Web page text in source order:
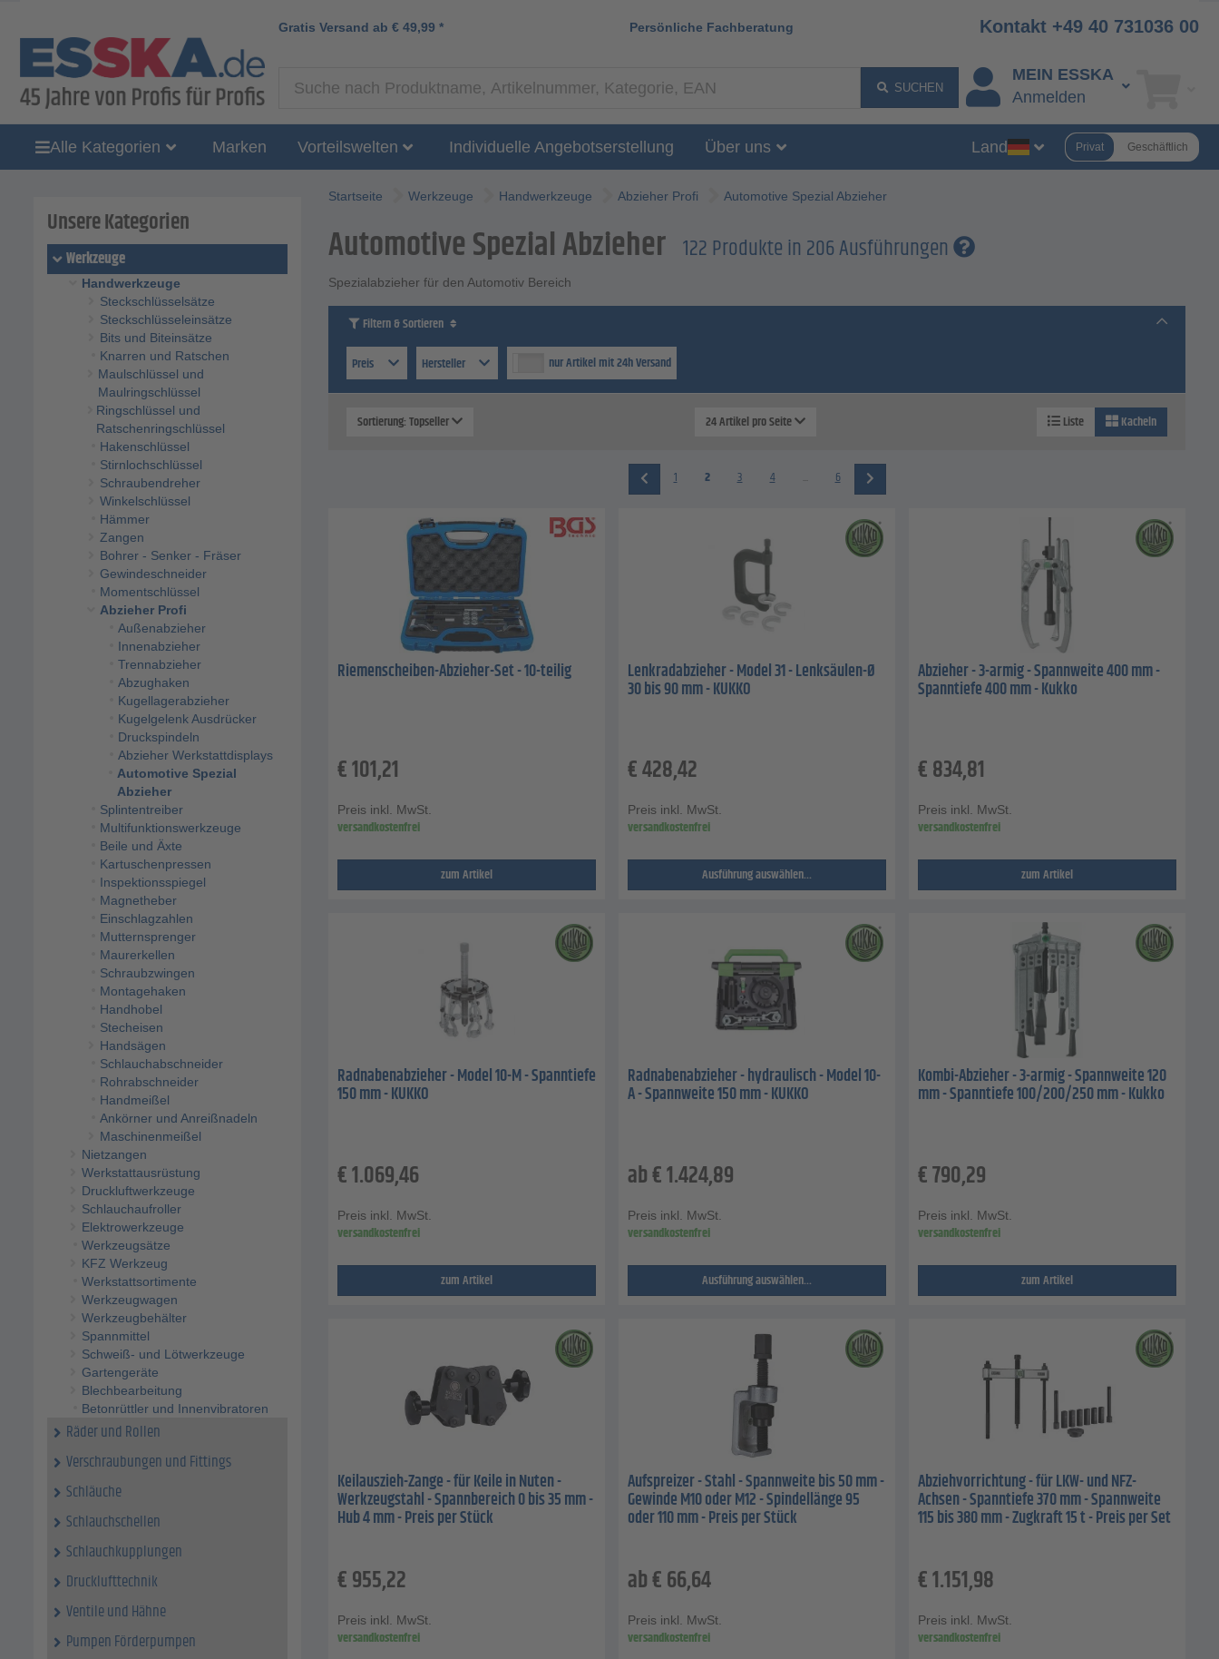
Gratis Versand ab € 49,99 * Persönliche Fachberatung Kontakt +49 40 731036 00
SUCHEN
MEIN ESSKA
Anmelden
Alle Kategorien Marken Vorteilswelten Individuelle Angebotserstellung Über uns Land Privat Geschäftlich
Unsere Kategorien
Werkzeuge
Handwerkzeuge
Steckschlüsselsätze
Steckschlüsseleinsätze
Bits und Biteinsätze
Knarren und Ratschen
Maulschlüssel und
Maulringschlüssel
Ringschlüssel und
Ratschenringschlüssel
Hakenschlüssel
Stirnlochschlüssel
Schraubendreher
Winkelschlüssel
Hämmer
Zangen
Bohrer - Senker - Fräser
Gewindeschneider
Momentschlüssel
Abzieher Profi
Außenabzieher
Innenabzieher
Trennabzieher
Abzughaken
Kugellagerabzieher
Kugelgelenk Ausdrücker
Druckspindeln
Abzieher Werkstattdisplays
Automotive Spezial
Abzieher
Splintentreiber
Multifunktionswerkzeuge
Beile und Äxte
Kartuschenpressen
Inspektionsspiegel
Magnetheber
Einschlagzahlen
Mutternsprenger
Maurerkellen
Schraubzwingen
Montagehaken
Handhobel
Stecheisen
Handsägen
Schlauchabschneider
Rohrabschneider
Handmeißel
Ankörner und Anreißnadeln
Maschinenmeißel
Nietzangen
Werkstattausrüstung
Druckluftwerkzeuge
Schlauchaufroller
Elektrowerkzeuge
Werkzeugsätze
KFZ Werkzeug
Werkstattsortimente
Werkzeugwagen
Werkzeugbehälter
Spannmittel
Schweiß- und Lötwerkzeuge
Gartengeräte
Blechbearbeitung
Betonrüttler und Innenvibratoren
Räder und Rollen
Verschraubungen und Fittings
Schläuche
Schlauchschellen
Schlauchkupplungen
Drucklufttechnik
Ventile und Hähne
Pumpen Förderpumpen
Startseite Werkzeuge Handwerkzeuge Abzieher Profi Automotive Spezial Abzieher
Automotive Spezial Abzieher 122 Produkte in 206 Ausführungen
Spezialabzieher für den Automotiv Bereich
Filtern & Sortieren
Preis
Hersteller nur Artikel mit 24h Versand
Sortierung: Topseller 24 Artikel pro Seite Liste Kacheln
1 2 3 4 6
Riemenscheiben-Abzieher-Set - 10-teilig
€101,21
Preis inkl. MwSt.
versandkostenfrei
zum Artikel
Lenkradabzieher - Model 31 - Lenksäulen-Ø
30 bis 90 mm - KUKKO
€428,42
Preis inkl. MwSt.
versandkostenfrei
Ausführung auswählen...
Abzieher - 3-armig - Spannweite 400 mm -
Spanntiefe 400 mm - Kukko
€834,81
Preis inkl. MwSt.
versandkostenfrei
zum Artikel
Radnabenabzieher - Model 10-M - Spanntiefe
150 mm - KUKKO
€1.069,46
Preis inkl. MwSt.
versandkostenfrei
zum Artikel
Radnabenabzieher - hydraulisch - Model 10-
A - Spannweite 150 mm - KUKKO
ab€1.424,89
Preis inkl. MwSt.
versandkostenfrei
Ausführung auswählen...
Kombi-Abzieher - 3-armig - Spannweite 120
mm - Spanntiefe 100/200/250 mm - Kukko
€790,29
Preis inkl. MwSt.
versandkostenfrei
zum Artikel
Keilauszieh-Zange - für Keile in Nuten -
Werkzeugstahl - Spannbereich 0 bis 35 mm -
Hub 4 mm - Preis per Stück
€955,22
Preis inkl. MwSt.
versandkostenfrei
Aufspreizer - Stahl - Spannweite bis 50 mm -
Gewinde M10 oder M12 - Spindellänge 95
oder 110 mm - Preis per Stück
ab€66,64
Preis inkl. MwSt.
versandkostenfrei
Abziehvorrichtung - für LKW- und NFZ-
Achsen - Spanntiefe 370 mm - Spannweite
115 bis 380 mm - Zugkraft 15 t - Preis per Set
€1.151,98
Preis inkl. MwSt.
versandkostenfrei